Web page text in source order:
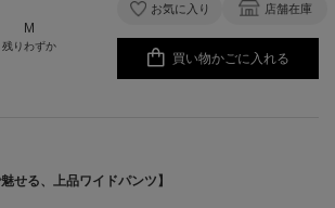
M
残りわずか
お気に入り 店舗在庫
買い物かごに入れる
せる、上品ワイドパンツ】